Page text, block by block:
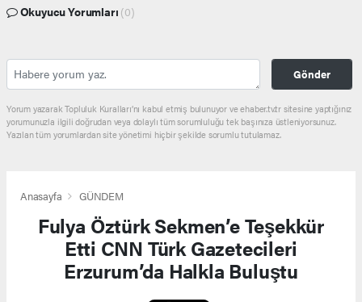
Okuyucu Yorumları (0)
Gönder
Yorum yazarak Topluluk Kuralları’nı kabul etmiş bulunuyor ve ehaber.tv.tr sitesine yaptığınız
yorumunuzla ilgili doğrudan veya dolaylı tüm sorumluluğu tek başınıza üstleniyorsunuz.
Yazılan tüm yorumlardan site yönetimi hiçbir şekilde sorumlu tutulamaz.
Anasayfa GÜNDEM
Fulya Öztürk Sekmen’e Teşekkür
Etti CNN Türk Gazetecileri
Erzurum’da Halkla Buluştu